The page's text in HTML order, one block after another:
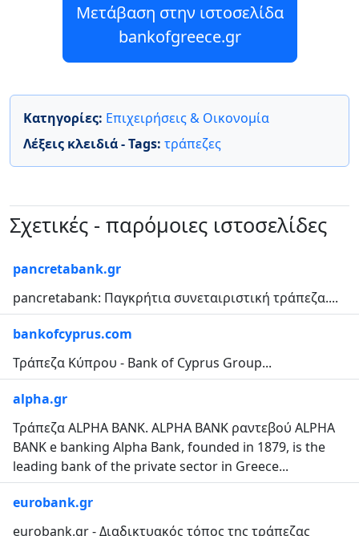
Μετάβαση στην ιστοσελίδα
bankofgreece.gr
Κατηγορίες: Επιχειρήσεις & Οικονομία
Λέξεις κλειδιά - Tags: τράπεζες
Σχετικές - παρόμοιες ιστοσελίδες
pancretabank.gr
pancretabank: Παγκρήτια συνεταιριστική τράπεζα....
bankofcyprus.com
Τράπεζα Κύπρου - Bank of Cyprus Group...
alpha.gr
Τράπεζα ALPHA BANK. ALPHA BANK ραντεβού ALPHA
BANK e banking Alpha Bank, founded in 1879, is the
leading bank of the private sector in Greece...
eurobank.gr
eurobank.gr - Διαδικτυακός τόπος της τράπεζας